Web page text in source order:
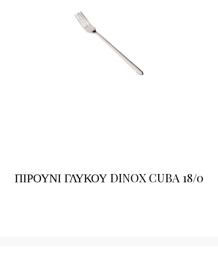
ΠΙΡΟΥΝΙ ΓΛΥΚΟΥ DINOX CUBA 18/0